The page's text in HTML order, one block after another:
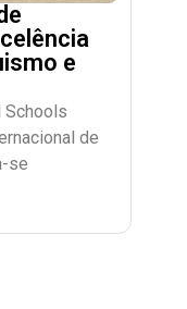
e
Schools
de
se